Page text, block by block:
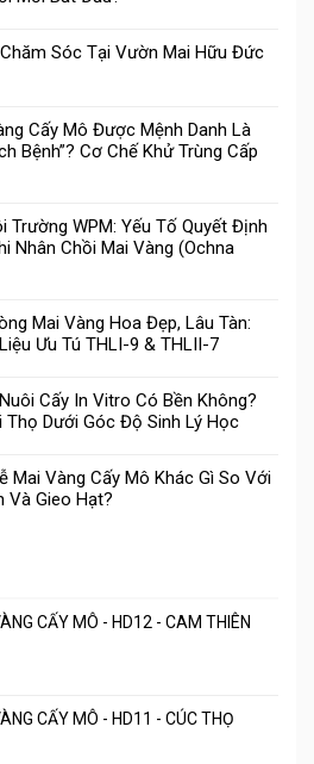
Sóc Tại Vườn Mai Hữu Đức
Cấy Mô Được Mệnh Danh Là
Bệnh”? Cơ Chế Khử Trùng Cấp
Trường WPM: Yếu Tố Quyết Định
Nhân Chồi Mai Vàng (Ochna
Mai Vàng Hoa Đẹp, Lâu Tàn:
Ưu Tú THLI-9 & THLII-7
Cấy In Vitro Có Bền Không?
Thọ Dưới Góc Độ Sinh Lý Học
Mai Vàng Cấy Mô Khác Gì So Với
Và Gieo Hạt?
CẤY MÔ - HD12 - CAM THIÊN
CẤY MÔ - HD11 - CÚC THỌ